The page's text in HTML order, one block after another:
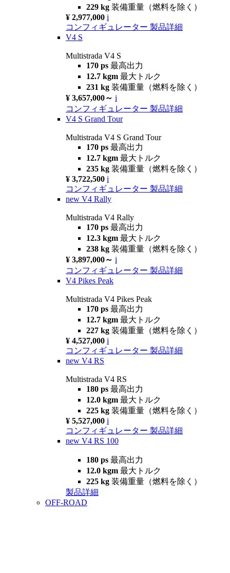
229 kg 装備重量（燃料を除く）
¥ 2,977,000 i
コンフィギュレーター 製品詳細
V4 S
Multistrada V4 S
170 ps 最高出力
12.7 kgm 最大トルク
231 kg 装備重量（燃料を除く）
¥ 3,657,000～ i
コンフィギュレーター 製品詳細
V4 S Grand Tour
Multistrada V4 S Grand Tour
170 ps 最高出力
12.7 kgm 最大トルク
235 kg 装備重量（燃料を除く）
¥ 3,722,500 i
コンフィギュレーター 製品詳細
new V4 Rally
Multistrada V4 Rally
170 ps 最高出力
12.3 kgm 最大トルク
238 kg 装備重量（燃料を除く）
¥ 3,897,000～ i
コンフィギュレーター 製品詳細
V4 Pikes Peak
Multistrada V4 Pikes Peak
170 ps 最高出力
12.7 kgm 最大トルク
227 kg 装備重量（燃料を除く）
¥ 4,527,000 i
コンフィギュレーター 製品詳細
new V4 RS
Multistrada V4 RS
180 ps 最高出力
12.0 kgm 最大トルク
225 kg 装備重量（燃料を除く）
¥ 5,527,000 i
コンフィギュレーター 製品詳細
new V4 RS 100
180 ps 最高出力
12.0 kgm 最大トルク
225 kg 装備重量（燃料を除く）
製品詳細
OFF-ROAD